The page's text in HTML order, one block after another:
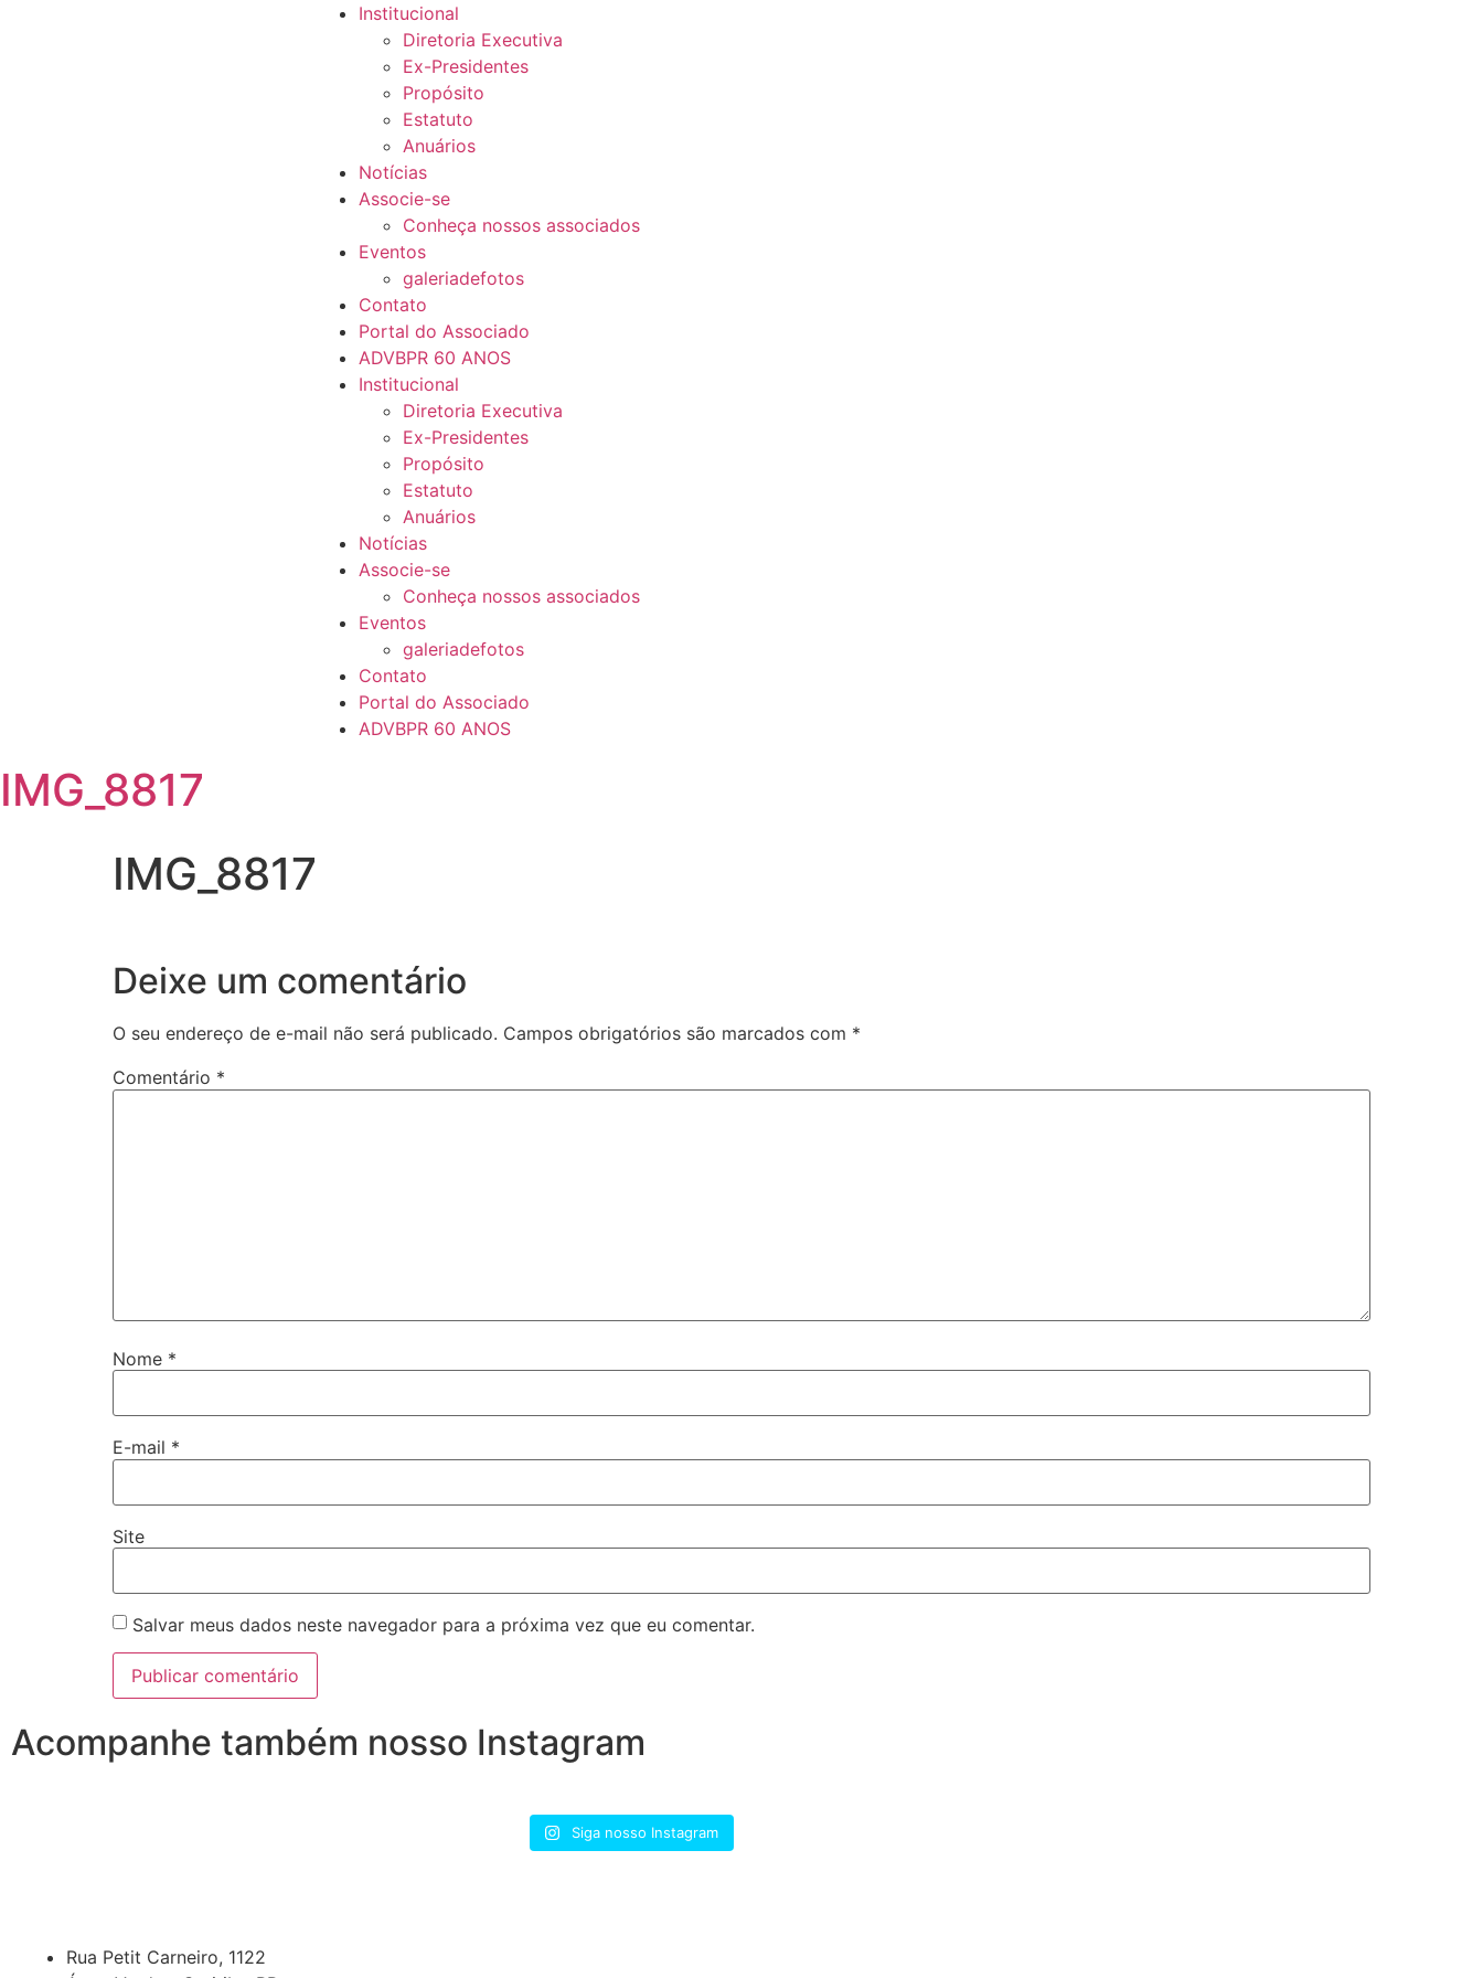
Institucional
Diretoria Executiva
Ex-Presidentes
Propósito
Estatuto
Anuários
Notícias
Associe-se
Conheça nossos associados
Eventos
galeriadefotos
Contato
Portal do Associado
ADVBPR 60 ANOS
Institucional
Diretoria Executiva
Ex-Presidentes
Propósito
Estatuto
Anuários
Notícias
Associe-se
Conheça nossos associados
Eventos
galeriadefotos
Contato
Portal do Associado
ADVBPR 60 ANOS
IMG_8817
IMG_8817
Deixe um comentário
O seu endereço de e-mail não será publicado. Campos obrigatórios são marcados com *
Comentário *
Nome *
E-mail *
Site
Salvar meus dados neste navegador para a próxima vez que eu comentar.
Acompanhe também nosso Instagram
Siga nosso Instagram
Rua Petit Carneiro, 1122